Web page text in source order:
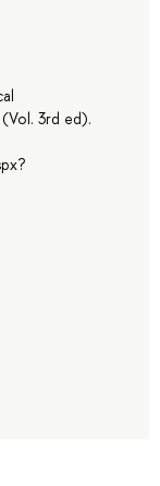
3rd ed).